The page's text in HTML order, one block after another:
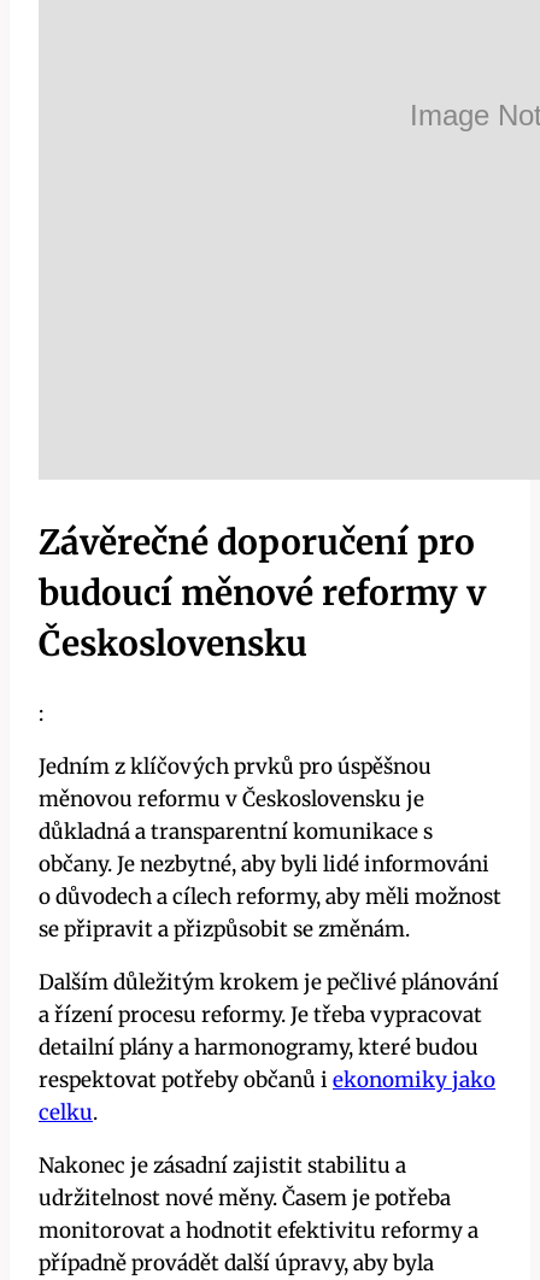
Závěrečné doporučení pro
budoucí měnové reformy v
Československu
:
Jedním z klíčových prvků pro úspěšnou
měnovou reformu v Československu je
důkladná a transparentní komunikace s
občany. Je nezbytné, aby byli lidé informováni
o důvodech a cílech reformy, aby měli možnost
se připravit a přizpůsobit se změnám.
Dalším důležitým krokem je pečlivé plánování
a řízení procesu reformy. Je třeba vypracovat
detailní plány a harmonogramy, které budou
respektovat potřeby občanů i ekonomiky jako
celku.
Nakonec je zásadní zajistit stabilitu a
udržitelnost nové měny. Časem je potřeba
monitorovat a hodnotit efektivitu reformy a
případně provádět další úpravy, aby byla